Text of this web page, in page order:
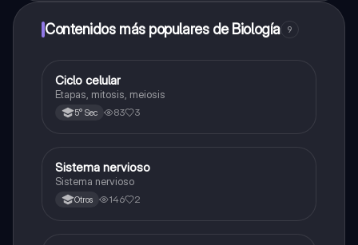
Contenidos más populares de Biología 9
Biología
Ciclo celular
Etapas, mitosis, meiosis
5° Sec 83 3
Biología
Sistema nervioso
Sistema nervioso
Otros 146 2